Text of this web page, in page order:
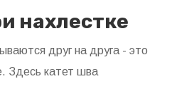
нахлестке
друг на друга - это
Здесь катет шва